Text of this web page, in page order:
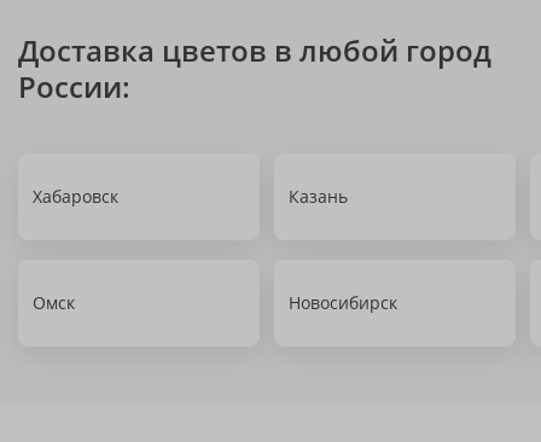
Доставка цветов в любой город
России:
Хабаровск Казань
Омск Новосибирск